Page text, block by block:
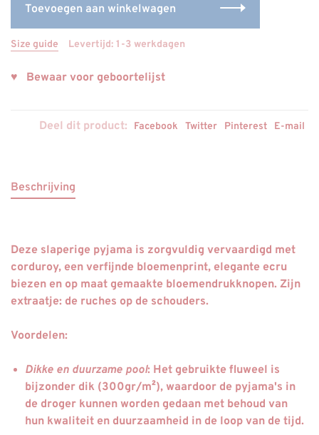
Toevoegen aan winkelwagen
Size guide Levertijd: 1-3 werkdagen
♥ Bewaar voor geboortelijst
Deel dit product: Facebook Twitter Pinterest E-mail
Beschrijving
Deze slaperige pyjama is zorgvuldig vervaardigd met
corduroy, een verfijnde bloemenprint, elegante ecru
biezen en op maat gemaakte bloemendrukknopen. Zijn
extraatje: de ruches op de schouders.
Voordelen:
Dikke en duurzame pool: Het gebruikte fluweel is
bijzonder dik (300gr/m²), waardoor de pyjama's in
de droger kunnen worden gedaan met behoud van
hun kwaliteit en duurzaamheid in de loop van de tijd.